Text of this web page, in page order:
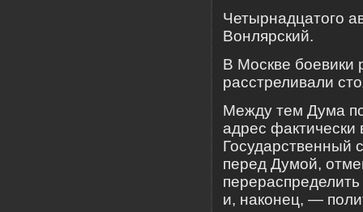
Четырнадцатого
Вонлярский.
В Москве боевики
расстреливали
Между тем Дума
адрес фактически
Государственный
перед Думой,
и, наконец, —